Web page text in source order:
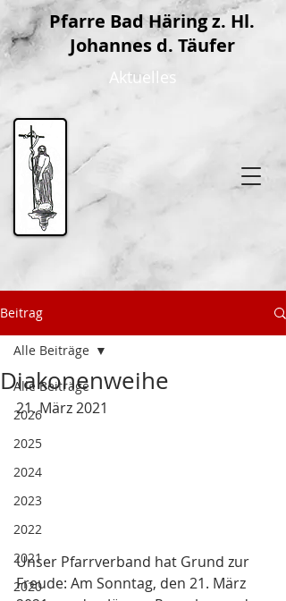
Pfarre Bad Häring z. Hl.
Johannes d. Täufer
Aktuelles
Beitrag
Alle Beiträge
2026
2025
2024
2023
2022
2021
2020
Alle Beiträge
Diakonenweihe
21. März 2021
Unser Pfarrverband hat Grund zur
Freude: Am Sonntag, den 21. März